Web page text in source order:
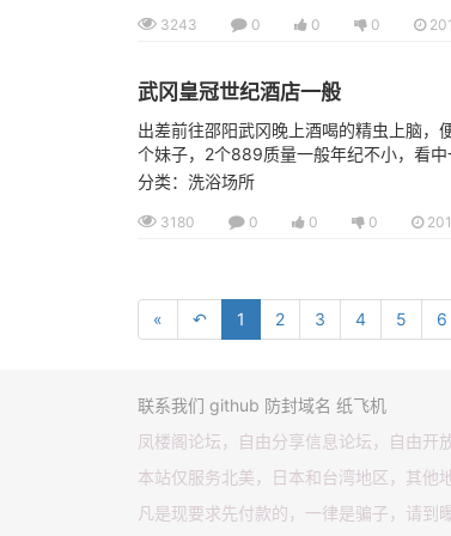
3243 0 0 0
武冈皇冠世纪酒店一般
出差前往邵阳武冈晚上酒喝的精虫上脑
个妹子，2个889质量一般年纪不小，看
分类：洗浴场所
3180 0 0 0
« ↶ 1 2 3 4 5 6
联系我们 github 防封域名 纸飞机
凤楼阁论坛，自由分享信息论坛，自由开
本站仅服务北美，日本和台湾地区，其他
凡是现要求先付款的，一律是骗子，请到